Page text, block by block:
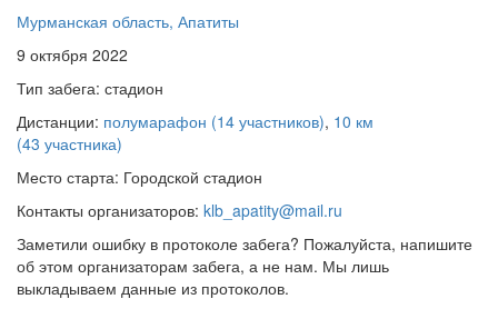
Мурманская область, Апатиты
9 октября 2022
Тип забега: стадион
Дистанции: полумарафон (14 участников), 10 км
(43 участника)
Место старта: Городской стадион
Контакты организаторов: klb_apatity@mail.ru
Заметили ошибку в протоколе забега? Пожалуйста, напишите
об этом организаторам забега, а не нам. Мы лишь
выкладываем данные из протоколов.